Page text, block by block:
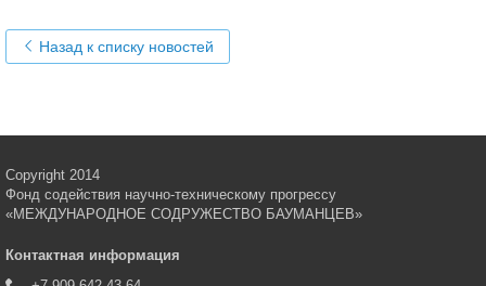
Назад к списку новостей
Copyright 2014
Фонд содействия научно-техническому прогрессу
«МЕЖДУНАРОДНОЕ СОДРУЖЕСТВО БАУМАНЦЕВ»
Контактная информация